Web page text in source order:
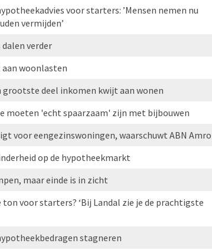
voor starters: ’Mensen nemen nu
vermijden’
verder
woonlasten
deel inkomen kwijt aan wonen
moeten 'echt spaarzaam' zijn met bijbouwen
voor eengezinswoningen, waarschuwt ABN Amro
op de hypotheekmarkt
maar einde is in zicht
voor starters? ‘Bij Landal zie je de prachtigste
stagneren